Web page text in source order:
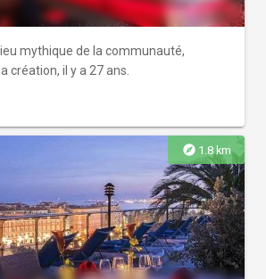
mythique de la communauté,
création, il y a 27 ans.
explore 1.8 km